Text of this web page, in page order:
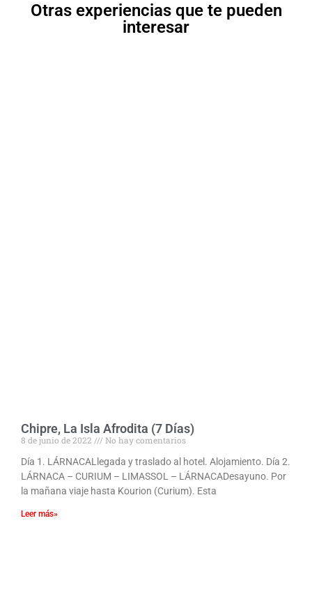
Otras experiencias que te pueden
interesar
Chipre, La Isla Afrodita (7 Días)
8 de junio de 2022
No hay comentarios
Día 1. LÁRNACALlegada y traslado al hotel. Alojamiento. Día 2.
LÁRNACA – CURIUM – LIMASSOL – LÁRNACADesayuno. Por
la mañana viaje hasta Kourion (Curium). Esta
Leer más»